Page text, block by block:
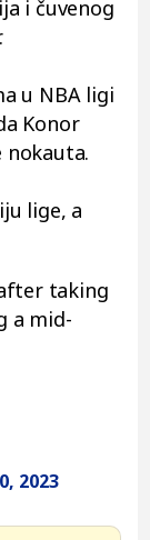
i čuvenog
u NBA ligi
Konor
nokauta.
lige, a
taking
a mid-
2023